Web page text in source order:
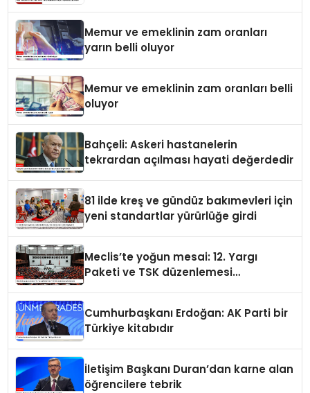
Memur ve emeklinin zam oranları
yarın belli oluyor
Memur ve emeklinin zam oranları belli
oluyor
Bahçeli: Askeri hastanelerin
tekrardan açılması hayati değerdedir
81 ilde kreş ve gündüz bakımevleri için
yeni standartlar yürürlüğe girdi
Meclis’te yoğun mesai: 12. Yargı
Paketi ve TSK düzenlemesi
Cumhurbaşkanı Erdoğan: AK Parti bir
Türkiye kitabıdır
İletişim Başkanı Duran’dan karne alan
öğrencilere tebrik